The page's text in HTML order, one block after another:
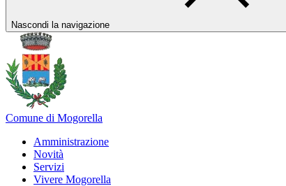
Nascondi la navigazione
Comune di Mogorella
Amministrazione
Novità
Servizi
Vivere Mogorella